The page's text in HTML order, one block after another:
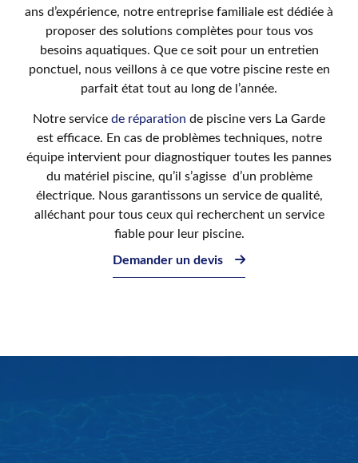
ans d’expérience, notre entreprise familiale est dédiée à
proposer des solutions complètes pour tous vos
besoins aquatiques. Que ce soit pour un entretien
ponctuel, nous veillons à ce que votre piscine reste en
parfait état tout au long de l’année.
Notre service de réparation de piscine vers La Garde
est efficace. En cas de problèmes techniques, notre
équipe intervient pour diagnostiquer toutes les pannes
du matériel piscine, qu’il s’agisse d’un problème
électrique. Nous garantissons un service de qualité,
alléchant pour tous ceux qui recherchent un service
fiable pour leur piscine.
Demander un devis